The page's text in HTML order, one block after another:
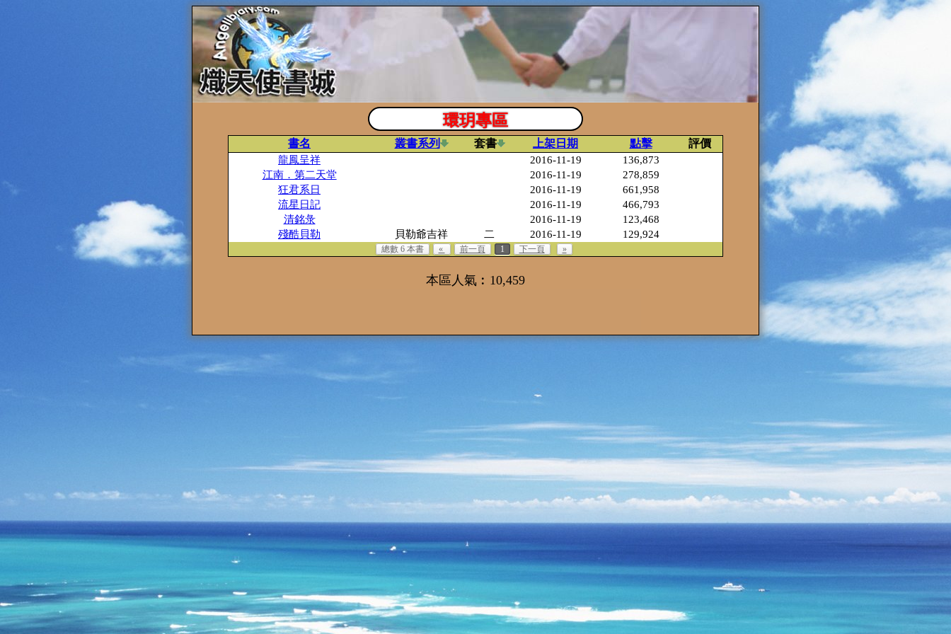
環玥專區
書名 叢書系列 套書 上架日期 點擊 評價
龍鳳呈祥 2016-11-19
136,873
江南．第二天堂
2016-11-19
278,859
狂君系日
2016-11-19
661,958
流星日記
2016-11-19
466,793
清銘彔
2016-11-19
123,468
殘酷貝勒
貝勒爺吉祥 二 2016-11-19 129,924
總數 6 本書 « 前一頁 1 下一頁 »
本區人氣︰10,459